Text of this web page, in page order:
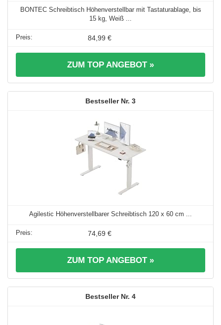
BONTEC Schreibtisch Höhenverstellbar mit Tastaturablage, bis
15 kg, Weiß ...
84,99 €
ZUM TOP ANGEBOT »
3
Agilestic Höhenverstellbarer Schreibtisch 120 x 60 cm ...
74,69 €
ZUM TOP ANGEBOT »
4